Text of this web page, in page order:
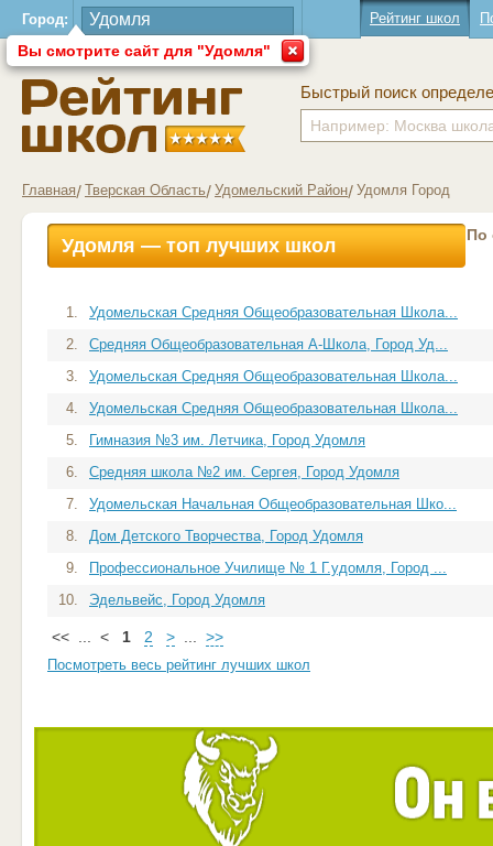
Город:
Вы смотрите сайт для "Удомля"
Рейтинг школ
Быстрый поиск
Главная Тверская Область Удомельский Район Удомля Город
Удомля — топ лучших школ По
1.
Удомельская Средняя Общеобразовательная Школа...
2.
Средняя Общеобразовательная А-Школа, Город Уд...
3.
Удомельская Средняя Общеобразовательная Школа...
4.
Удомельская Средняя Общеобразовательная Школа...
5.
Гимназия №3 им. Летчика, Город Удомля
6.
Средняя школа №2 им. Сергея, Город Удомля
7.
Удомельская Начальная Общеобразовательная Шко...
8.
Дом Детского Творчества, Город Удомля
9.
Профессиональное Училище № 1 Г.удомля, Город ...
10.
Эдельвейс, Город Удомля
<< < 1 2 > >>
Посмотреть весь рейтинг лучших школ